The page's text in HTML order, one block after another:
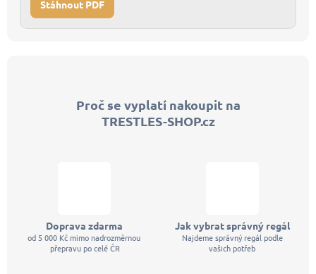
Stáhnout PDF
Proč se vyplatí nakoupit na
TRESTLES-SHOP.cz
Doprava zdarma
od 5 000 Kč mimo nadrozměrnou
přepravu po celé ČR
Jak vybrat správný regál
Najdeme správný regál podle
vašich potřeb